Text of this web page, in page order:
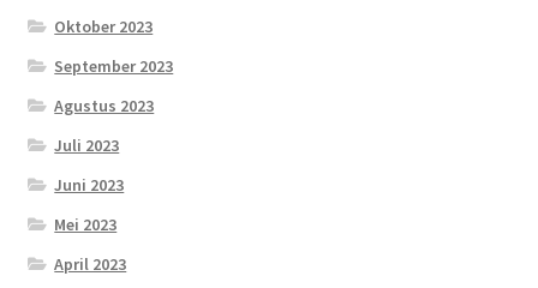
Oktober 2023
September 2023
Agustus 2023
Juli 2023
Juni 2023
Mei 2023
April 2023